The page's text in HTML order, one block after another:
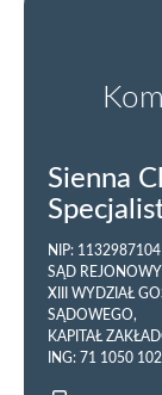
Sienna
NIP:
SĄD
XIII WYDZIAŁ
SĄDOWEGO,
KAPITAŁ
ING: 71 1050